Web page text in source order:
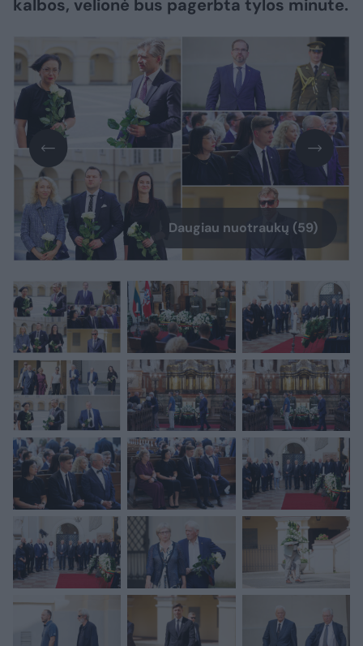
kalbos, velionė bus pagerbta tylos minute.
Daugiau nuotraukų (59)